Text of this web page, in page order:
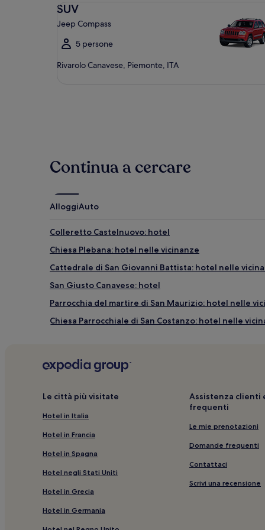
SUV
Jeep Compass
5 persone
Rivarolo Canavese, Piemonte, ITA
Continua a cercare
AlloggiAuto
Colleretto Castelnuovo: hotel
Chiesa Plebana: hotel nelle vicinanze
Cattedrale di San Giovanni Battista: hotel nelle
San Giusto Canavese: hotel
Parrocchia del martire di San Maurizio: hotel nelle
Chiesa Parrocchiale di San Costanzo: hotel nelle
Pertusio: hotel
Pecco: hotel
Palazzo del Marchese d'Oria: hotel nelle vicinanze
Master Sport Club: hotel nelle vicinanze
Nole: hotel
Strambino: hotel
Le città più visitate
Hotel in Italia
Hotel in Francia
Hotel in Spagna
Hotel negli Stati Uniti
Hotel in Grecia
Hotel in Germania
Assistenza clienti
frequenti
Le mie prenotazioni
Domande frequenti
Contattaci
Scrivi una recensione